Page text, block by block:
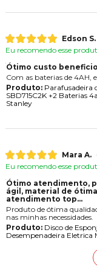
Edson S.
Eu recomendo esse
Ótimo custo beneficio
Com as baterias de 4AH,
Produto:Parafusadeira
SBD715C2K +2 Baterias
Stanley
Mara A.
Eu recomendo esse
Ótimo atendimento,
gil, material de
atendimento top...
Produto de ótima
nas minhas necessidades.
Produto:Disco de
Desempenadeira Eletrica